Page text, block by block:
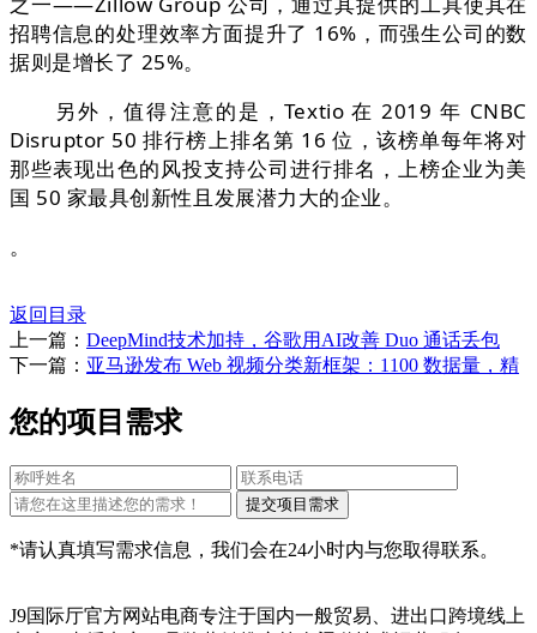
招聘信息的处理效率方面提升了 16%，而强生公司的数
据则是增长了 25%。
另外，值得注意的是，Textio 在 2019 年 CNBC
Disruptor 50 排行榜上排名第 16 位，该榜单每年将对
那些表现出色的风投支持公司进行排名，上榜企业为美
国 50 家最具创新性且发展潜力大的企业。
。
返回目录
上一篇： DeepMind技术加持，谷歌用AI改善 Duo 通话丢包
下一篇： 亚马逊发布 Web 视频分类新框架：1100 数据量，精
您的项目需求
*请认真填写需求信息，我们会在24小时内与您取得联系。
J9国际厅官方网站电商专注于国内一般贸易、进出口跨境线上